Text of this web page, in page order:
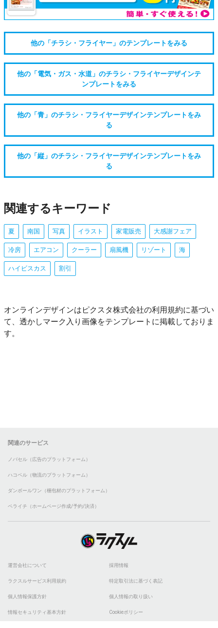
他の「チラシ・フライヤー」のテンプレートをみる
他の「電気・ガス・水道」のチラシ・フライヤーデザインテ
ンプレートをみる
他の「青」のチラシ・フライヤーデザインテンプレートをみ
る
他の「縦」のチラシ・フライヤーデザインテンプレートをみ
る
関連するキーワード
夏 南国 写真 イラスト 家電販売 大感謝フェア
冷房 エアコン クーラー 扇風機 リゾート 海
ハイビスカス 割引
オンラインデザインはピクスタ株式会社の利用規約に基づい
て、透かしマーク入り画像をテンプレートに掲載しておりま
す。
関連のサービス
ノバセル（広告のプラットフォーム）
ハコベル（物流のプラットフォーム）
ダンボールワン（梱包材のプラットフォーム）
ペライチ（ホームページ作成/予約/決済）
運営会社について 採用情報
ラクスルサービス利用規約 特定取引法に基づく表記
個人情報保護方針 個人情報の取り扱い
情報セキュリティ基本方針 Cookieポリシー